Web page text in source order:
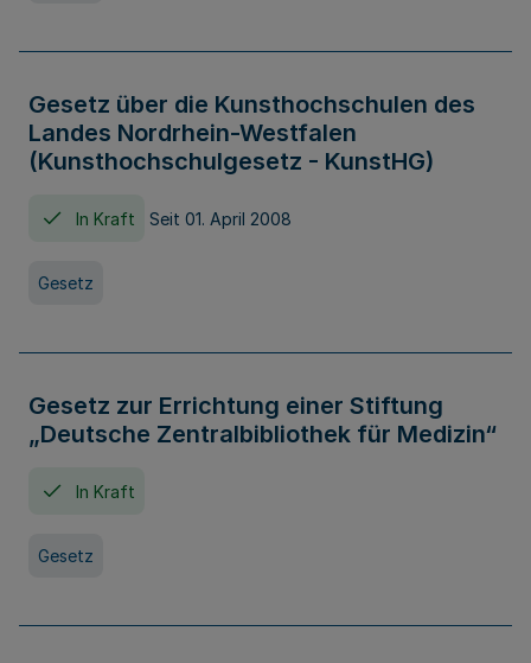
Gesetz über die Kunsthochschulen des
Landes Nordrhein-Westfalen
(Kunsthochschulgesetz - KunstHG)
In Kraft Seit 01. April 2008
Gesetz
Gesetz zur Errichtung einer Stiftung
„Deutsche Zentralbibliothek für Medizin“
In Kraft
Gesetz